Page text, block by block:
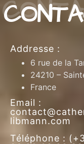
Addresse :
6 rue de la
24210 –
France
Email :
libmann.com
Téléphone :